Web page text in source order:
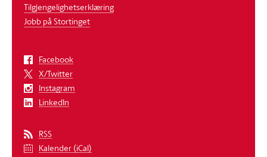
Tilgjengelighetserklæring
Jobb på Stortinget
Facebook
X/Twitter
Instagram
LinkedIn
RSS
Kalender (iCal)